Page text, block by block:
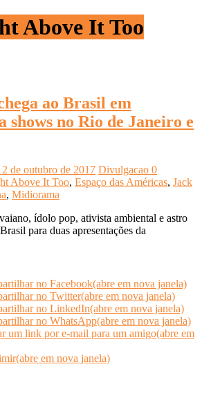
Above It Too
ao Brasil em
shows no Rio de Janeiro e
de outubro de 2017 Divulgacao 0
Above It Too, Espaço das Américas, Jack
, Midiorama
ídolo pop, ativista ambiental e astro
para duas apresentações da
no Facebook(abre em nova janela)
no Twitter(abre em nova janela)
no LinkedIn(abre em nova janela)
no WhatsApp(abre em nova janela)
um link por e-mail para um amigo(abre em
em nova janela)